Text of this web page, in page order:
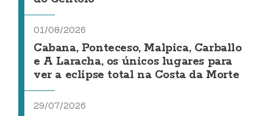
01/08/2026
Cabana, Ponteceso, Malpica, Carballo
e A Laracha, os únicos lugares para
ver a eclipse total na Costa da Morte
29/07/2026